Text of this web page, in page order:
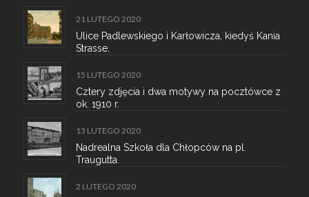
21 LUTEGO 2020
Ulice Padlewskiego i Karłowicza, kiedyś Kania
Strasse.
15 LUTEGO 2020
Cztery zdjęcia i dwa motywy na pocztówce z
ok. 1910 r.
13 LUTEGO 2020
Nadrealna Szkoła dla Chłopców na pl.
Traugutta.
2 LUTEGO 2020